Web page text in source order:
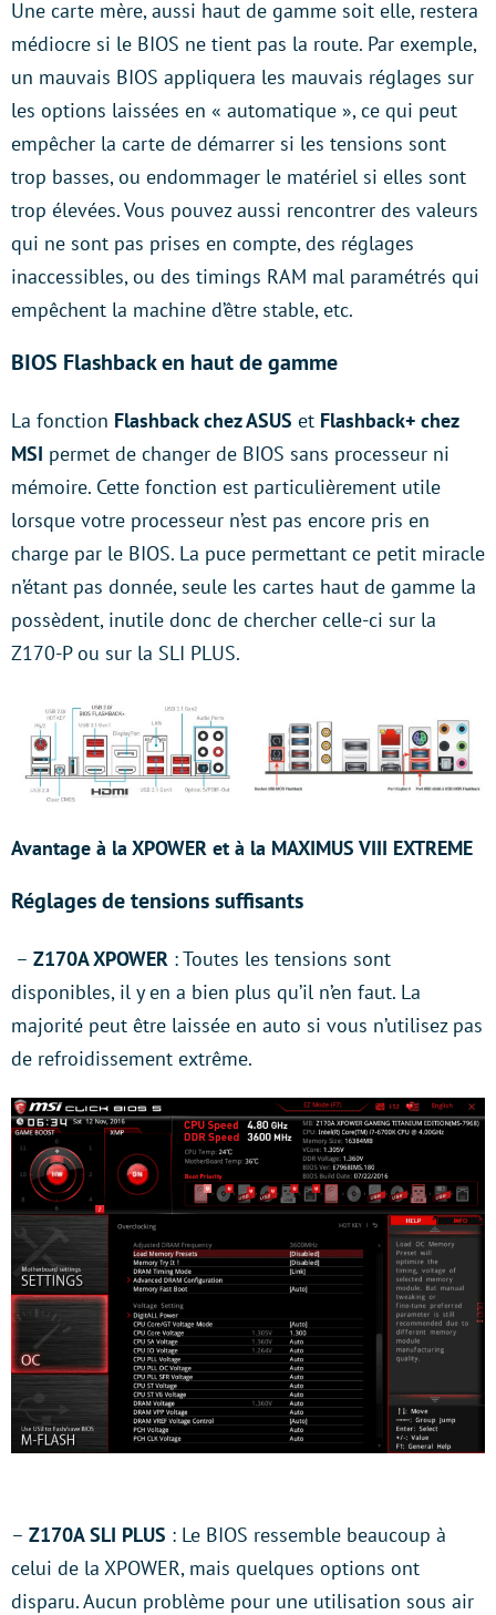
Une carte mère, aussi haut de gamme soit elle, restera
médiocre si le BIOS ne tient pas la route. Par exemple,
un mauvais BIOS appliquera les mauvais réglages sur
les options laissées en « automatique », ce qui peut
empêcher la carte de démarrer si les tensions sont
trop basses, ou endommager le matériel si elles sont
trop élevées. Vous pouvez aussi rencontrer des valeurs
qui ne sont pas prises en compte, des réglages
inaccessibles, ou des timings RAM mal paramétrés qui
empêchent la machine d’être stable, etc.
BIOS Flashback en haut de gamme
La fonction Flashback chez ASUS et Flashback+ chez
MSI permet de changer de BIOS sans processeur ni
mémoire. Cette fonction est particulièrement utile
lorsque votre processeur n’est pas encore pris en
charge par le BIOS. La puce permettant ce petit miracle
n’étant pas donnée, seule les cartes haut de gamme la
possèdent, inutile donc de chercher celle-ci sur la
Z170-P ou sur la SLI PLUS.
Avantage à la XPOWER et à la MAXIMUS VIII EXTREME
Réglages de tensions suffisants
– Z170A XPOWER : Toutes les tensions sont
disponibles, il y en a bien plus qu’il n’en faut. La
majorité peut être laissée en auto si vous n’utilisez pas
de refroidissement extrême.
– Z170A SLI PLUS : Le BIOS ressemble beaucoup à
celui de la XPOWER, mais quelques options ont
disparu. Aucun problème pour une utilisation sous air